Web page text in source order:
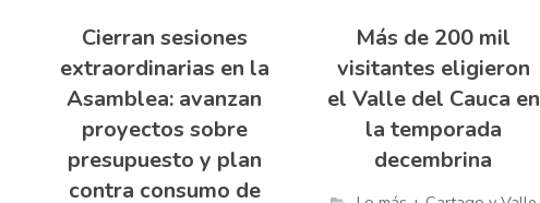
Cierran sesiones
extraordinarias en la
Asamblea: avanzan
proyectos sobre
presupuesto y plan
contra consumo de
Más de 200 mil
visitantes eligieron
el Valle del Cauca en
la temporada
decembrina